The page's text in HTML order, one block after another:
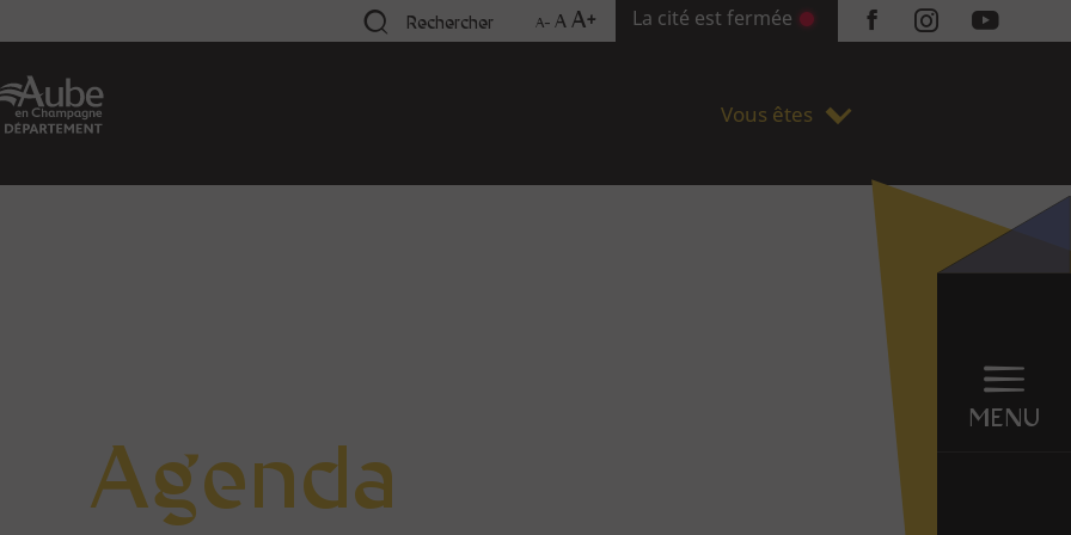
Rechercher A-AA+ La cité est fermée
Réseaux
Vous êtes
sticky
MENU
Agenda